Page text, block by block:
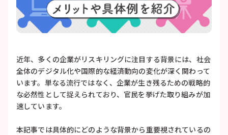
近年、多くの企業がリスキリングに注目する背景には、社会
全体のデジタル化や国際的な経済動向の変化が深く関わって
います。単なる流行ではなく、企業が生き残るための戦略的
な必然性として捉えられており、官民を挙げた取り組みが加
速しています。
本記事では具体的にどのような背景から重要視されているの